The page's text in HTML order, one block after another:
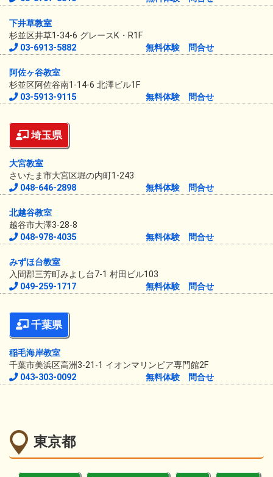
下井草教室
杉並区井草1-34-6 グレースK・R1F
03-6913-5882
無料体験 問合せ
阿佐ヶ谷教室
杉並区阿佐谷南1-14-6 北澤ビル1F
03-5913-9115
無料体験 問合せ
埼玉県
大宮教室
さいたま市大宮区堀の内町1-243
048-646-2898
無料体験 問合せ
北越谷教室
越谷市大澤3-28-8
048-978-4035
無料体験 問合せ
みずほ台教室
入間郡三芳町みよし台7-1 村田ビル103
049-259-1717
無料体験 問合せ
千葉県
稲毛海岸教室
千葉市美浜区高洲3-21-1 イオンマリンピア専門館2F
043-303-0092
無料体験 問合せ
東京都